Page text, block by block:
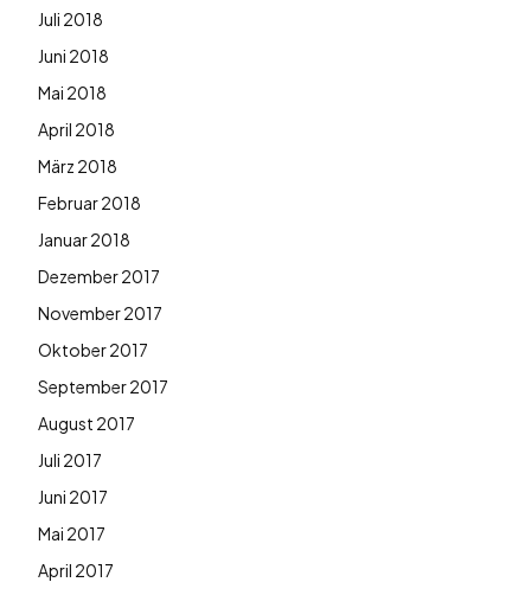
Juli 2018
Juni 2018
Mai 2018
April 2018
März 2018
Februar 2018
Januar 2018
Dezember 2017
November 2017
Oktober 2017
September 2017
August 2017
Juli 2017
Juni 2017
Mai 2017
April 2017